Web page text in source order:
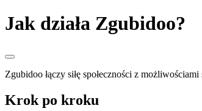
Jak działa Zgubidoo?
Zgubidoo łączy siłę społeczności z
Krok po kroku